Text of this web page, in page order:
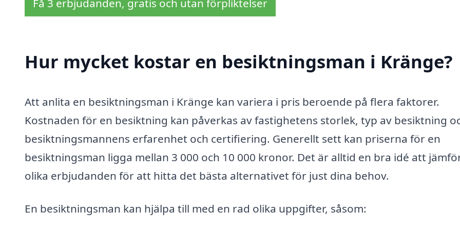
Få 3 erbjudanden, gratis och utan förpliktelser
Hur mycket kostar en besiktningsman i Kränge?
Att anlita en besiktningsman i Kränge kan variera i pris beroende på flera faktorer.
Kostnaden för en besiktning kan påverkas av fastighetens storlek, typ av besiktning
besiktningsmannens erfarenhet och certifiering. Generellt sett kan priserna för en
besiktningsman ligga mellan 3 000 och 10 000 kronor. Det är alltid en bra idé att
olika erbjudanden för att hitta det bästa alternativet för just dina behov.
En besiktningsman kan hjälpa till med en rad olika uppgifter, såsom: